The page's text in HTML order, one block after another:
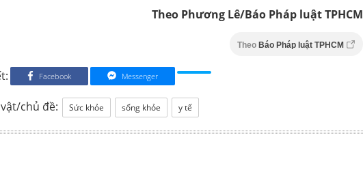
Theo Phương Lê/Báo Pháp luật TPHCM
Theo Báo Pháp luật TPHCM
Facebook Messenger
chủ đề: Sức khỏe sống khỏe y tế